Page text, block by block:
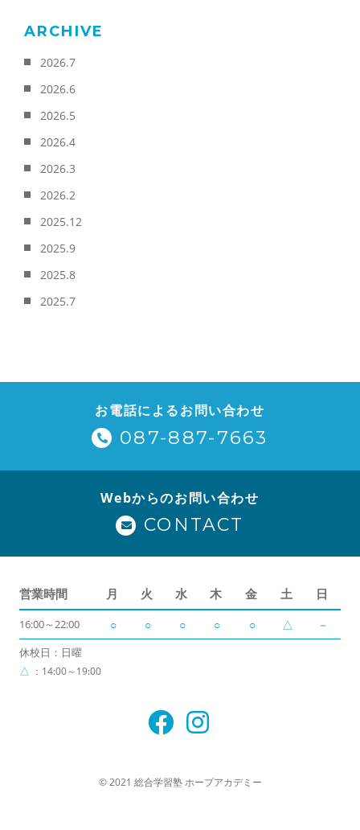
ARCHIVE
2026.7
2026.6
2026.5
2026.4
2026.3
2026.2
2025.12
2025.9
2025.8
2025.7
お電話によるお問い合わせ
087-887-7663
Webからのお問い合わせ
CONTACT
営業時間 月 火 水 木 金 土 日
16:00～22:00 ○ ○ ○ ○ ○ △ －
休校日：日曜
△ ：14:00～19:00
© 2021 総合学習塾 ホープアカデミー